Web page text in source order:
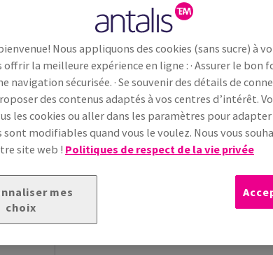
Nous appliquons des cookies (sans sucre) à
offrir la meilleure expérience en ligne : · Assurer le bon
navigation sécurisée. · Se souvenir des détails de
des contenus adaptés à vos centres d’intérêt.
les cookies ou aller dans les paramètres pour adapter
modifiables quand vous le voulez. Nous vous
site web ! Politiques de respect de la vie privée
mes
choix